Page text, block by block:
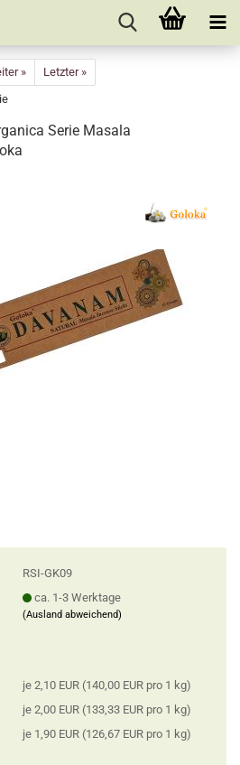
»
Letzter »
Serie Masala
RSI-GK09
ca. 1-3 Werktage
(Ausland abweichend)
je 2,10 EUR (140,00 EUR pro 1 kg)
je 2,00 EUR (133,33 EUR pro 1 kg)
je 1,90 EUR (126,67 EUR pro 1 kg)